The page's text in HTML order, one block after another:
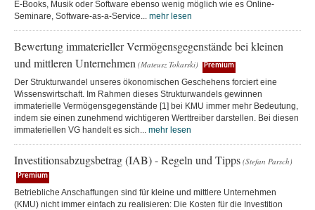
E-Books, Musik oder Software ebenso wenig möglich wie es Online-
Seminare, Software-as-a-Service... mehr lesen
Bewertung immaterieller Vermögensgegenstände bei kleinen
und mittleren Unternehmen (Mateusz Tokarski) Premium
Der Strukturwandel unseres ökonomischen Geschehens forciert eine
Wissenswirtschaft. Im Rahmen dieses Strukturwandels gewinnen
immaterielle Vermögensgegenstände [1] bei KMU immer mehr Bedeutung,
indem sie einen zunehmend wichtigeren Werttreiber darstellen. Bei diesen
immateriellen VG handelt es sich... mehr lesen
Investitionsabzugsbetrag (IAB) - Regeln und Tipps (Stefan Parsch)
Premium
Betriebliche Anschaffungen sind für kleine und mittlere Unternehmen
(KMU) nicht immer einfach zu realisieren: Die Kosten für die Investition